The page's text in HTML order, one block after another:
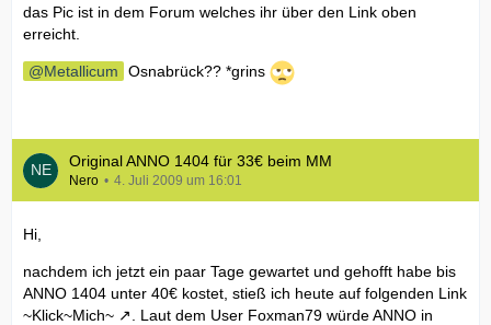
das Pic ist in dem Forum welches ihr über den Link oben
erreicht.
Metallicum Osnabrück?? *grins
Original ANNO 1404 für 33€ beim MM
Nero 4. Juli 2009 um 16:01
Hi,
nachdem ich jetzt ein paar Tage gewartet und gehofft habe bis
ANNO 1404 unter 40€ kostet, stieß ich heute auf folgenden Link
~Klick~Mich~
. Laut dem User Foxman79 würde ANNO in